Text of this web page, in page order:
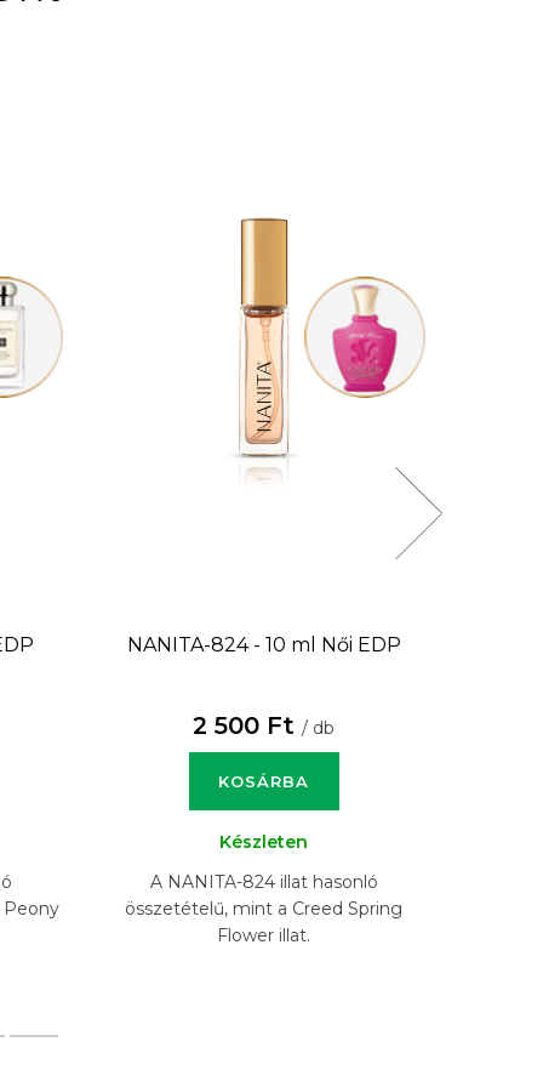
NANITA-824 - 10 ml Női EDP
2 500 Ft / db
KOSÁRBA
Készleten
A NANITA-824 illat hasonló
összetételű, mint a Creed Spring
Flower illat.